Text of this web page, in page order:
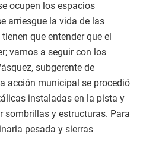
ocupen los espacios
arriesgue la vida de las
que entender que el
vamos a seguir con los
subgerente de
acción municipal se procedió
instaladas en la pista y
sombrillas y estructuras. Para
pesada y sierras